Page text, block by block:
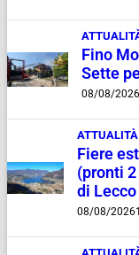
Fino
Sette
08/08/2026
ATTUALITÀ
Fiere
(pronti
di Lecco
08/08/2026